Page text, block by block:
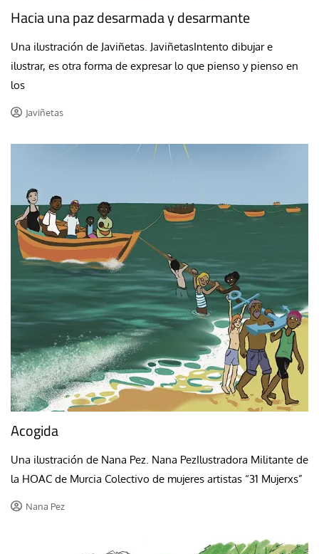
Hacia una paz desarmada y desarmante
Una ilustración de Javiñetas. JaviñetasIntento dibujar e
ilustrar, es otra forma de expresar lo que pienso y pienso en
los
Javiñetas
Acogida
Una ilustración de Nana Pez. Nana PezIlustradora Militante de
la HOAC de Murcia Colectivo de mujeres artistas “31 Mujerxs”
Nana Pez